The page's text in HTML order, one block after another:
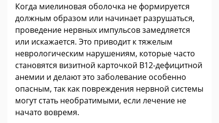
Когда миелиновая оболочка не формируется
должным образом или начинает разрушаться,
проведение нервных импульсов замедляется
или искажается. Это приводит к тяжелым
неврологическим нарушениям, которые часто
становятся визитной карточкой В12-дефицитной
анемии и делают это заболевание особенно
опасным, так как повреждения нервной системы
могут стать необратимыми, если лечение не
начато вовремя.